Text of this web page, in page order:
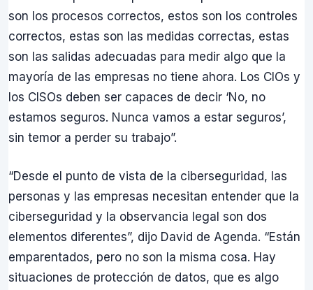
son los procesos correctos, estos son los controles
correctos, estas son las medidas correctas, estas
son las salidas adecuadas para medir algo que la
mayoría de las empresas no tiene ahora. Los CIOs y
los CISOs deben ser capaces de decir ‘No, no
estamos seguros. Nunca vamos a estar seguros’,
sin temor a perder su trabajo”.
“Desde el punto de vista de la ciberseguridad, las
personas y las empresas necesitan entender que la
ciberseguridad y la observancia legal son dos
elementos diferentes”, dijo David de Agenda. “Están
emparentados, pero no son la misma cosa. Hay
situaciones de protección de datos, que es algo